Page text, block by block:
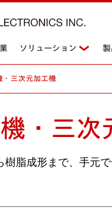
ソリューション 製
・三次元加工機
・三次
樹脂成形まで、手元